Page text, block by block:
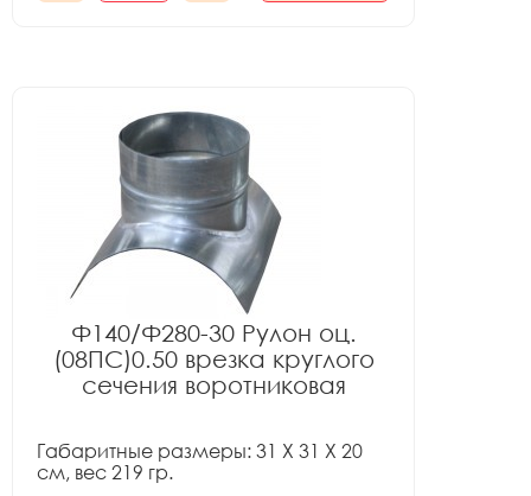
Ф140/Ф280-30 Рулон оц.
(08ПС)0.50 врезка круглого
сечения воротниковая
Габаритные размеры: 31 X 31 X 20
см, вес 219 гр.